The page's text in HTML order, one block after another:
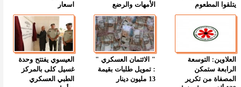
يتلقوا المطعوم
الأمهات والرضع
اسعار
العلاوين: التوسعة
الرابعة ستمكن
المصفاة من تكرير
" الائتمان العسكري "
: تمويل طلبات بقيمة
13 مليون دينار
العيسوي يفتتح وحدة
غسيل كلى بالمركز
الطبي العسكري